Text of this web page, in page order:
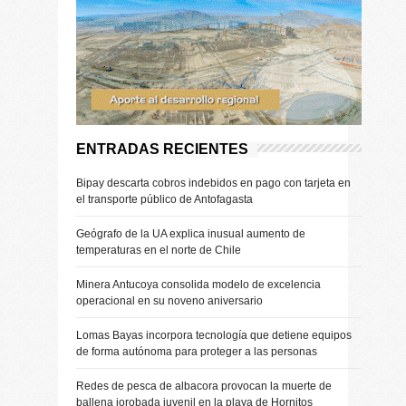
ENTRADAS RECIENTES
Bipay descarta cobros indebidos en pago con tarjeta en
el transporte público de Antofagasta
Geógrafo de la UA explica inusual aumento de
temperaturas en el norte de Chile
Minera Antucoya consolida modelo de excelencia
operacional en su noveno aniversario
Lomas Bayas incorpora tecnología que detiene equipos
de forma autónoma para proteger a las personas
Redes de pesca de albacora provocan la muerte de
ballena jorobada juvenil en la playa de Hornitos